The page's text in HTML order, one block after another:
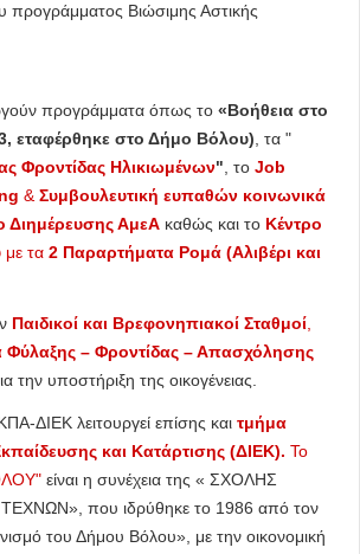
Βιώσιμης Αστικής
προγράμματα όπως το «Βοήθεια στο
εταφέρθηκε στο Δήμο Βόλου) , τα "
Φροντίδας Ηλικιωμένων" , το Job
& Συμβουλευτική ευπαθών κοινωνικά
Διημέρευσης ΑμεΑ καθώς και το Κέντρο
με τα 2 Παραρτήματα Ρομά (Αλιβέρι και
Παιδικοί και Βρεφονηπιακοί Σταθμοί
Φύλαξης – Φροντίδας – Απασχόλησης
την υποστήριξη της οικογένειας.
ΔΙΕΚ λειτουργεί επίσης και τμήμα
και Κατάρτισης (ΔΙΕΚ). Το
είναι η συνέχεια της « ΣΧΟΛΗΣ
που ιδρύθηκε το 1986 από τον
του Δήμου Βόλου», με την οικονομική